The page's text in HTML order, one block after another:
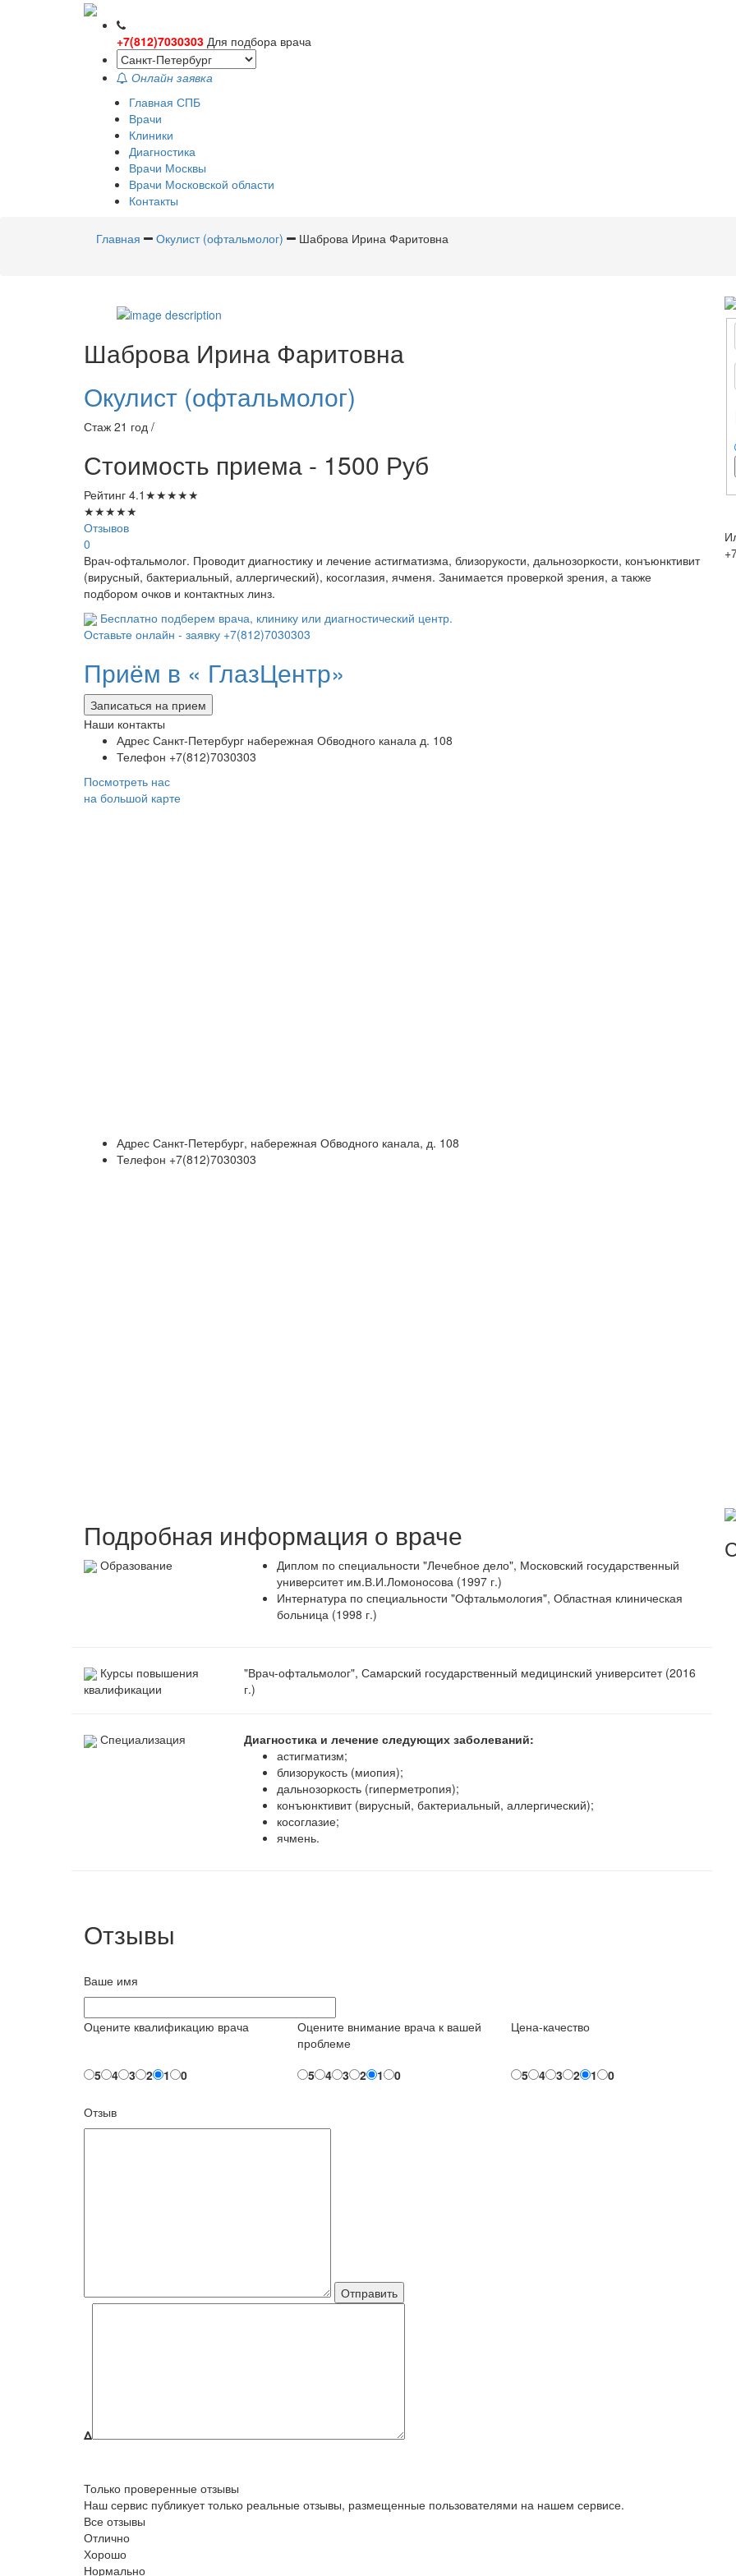
+7(812)7030303 Для подбора врача
Онлайн заявка
Главная СПБ
Врачи
Клиники
Диагностика
Врачи Москвы
Врачи Московской области
Контакты
Главная Окулист (офтальмолог) Шаброва Ирина Фаритовна
Шаброва Ирина Фаритовна
Окулист (офтальмолог)
Стаж 21 год /
Стоимость приема - 1500 Руб
Рейтинг 4.1 ★★★★★
★★★★★
Отзывов
0
Врач-офтальмолог. Проводит диагностику и лечение астигматизма, близорукости, дальнозоркости, конъюнктивит
(вирусный, бактериальный, аллергический), косоглазия, ячменя. Занимается проверкой зрения, а также
подбором очков и контактных линз.
Бесплатно подберем врача, клинику или диагностический центр.
Оставьте онлайн - заявку +7(812)7030303
Приём в « ГлазЦентр»
Записаться на прием
Наши контакты
Адрес Санкт-Петербург набережная Обводного канала д. 108
Телефон +7(812)7030303
Посмотреть нас
на большой карте
Адрес Санкт-Петербург, набережная Обводного канала, д. 108
Телефон +7(812)7030303
Подробная информация о враче
Образование
Диплом по специальности "Лечебное дело", Московский государственный
университет им.В.И.Ломоносова (1997 г.)
Интернатура по специальности "Офтальмология", Областная клиническая
больница (1998 г.)
Курсы повышения
квалификации
"Врач-офтальмолог", Самарский государственный медицинский университет (2016
г.)
Специализация
Диагностика и лечение следующих заболеваний:
астигматизм;
близорукость (миопия);
дальнозоркость (гиперметропия);
конъюнктивит (вирусный, бактериальный, аллергический);
косоглазие;
ячмень.
Отзывы
Ваше имя
Оцените квалификацию врача
5 4 3 2 1 0
Оцените внимание врача к вашей
проблеме
5
4 3 2 1 0
Цена-качество
5 4 3 2 1 0
Отзыв
Δ
Только проверенные отзывы
Наш сервис публикует только реальные отзывы, размещенные пользователями на нашем сервисе.
Все отзывы
Отлично
Хорошо
Нормально